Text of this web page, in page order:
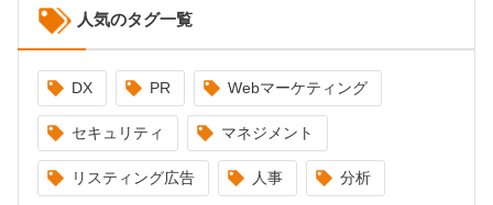
人気のタグ一覧
DX PR Webマーケティング
セキュリティ マネジメント
リスティング広告 人事 分析